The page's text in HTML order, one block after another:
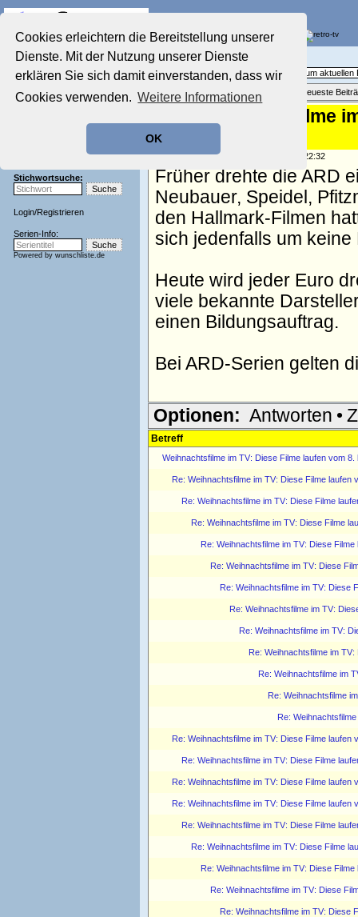
Cookies erleichtern die Bereitstellung unserer
Dienste. Mit der Nutzung unserer Dienste
erklären Sie sich damit einverstanden, dass wir
Cookies verwenden. Weitere Informationen
OK
Startseite
Aktuelles Forum
Film-Forum
Zeichentrick-Forum
Stichwortsuche:
Login/Registrieren
Serien-Info:
Powered by wunschliste.de
Aktuelles Forum
Fragen, Antworten und Meinungen zum
Themenübersicht
• Neueste
Re: Weihnachtsfilme
2024
geschrieben von: , 08.11.24 22:32
Früher drehte die ARD
Neubauer, Speidel,
den Hallmark-Filmen
sich jedenfalls um
Heute wird jeder Euro
viele bekannte
einen Bildungsauftrag.
Bei ARD-Serien gelten
Optionen: Antworten •
Betreff
Weihnachtsfilme im TV: Diese Filme laufen vom
Re: Weihnachtsfilme im TV: Diese Filme laufen
Re: Weihnachtsfilme im TV: Diese Filme
Re: Weihnachtsfilme im TV: Diese Filme
Re: Weihnachtsfilme im TV: Diese
Re: Weihnachtsfilme im TV: Diese
Re: Weihnachtsfilme im TV: Diese
Re: Weihnachtsfilme im TV:
Re: Weihnachtsfilme im TV:
Re: Weihnachtsfilme im
Re: Weihnachtsfilme im
Re: Weihnachtsfilme
Re:
Re: Weihnachtsfilme im TV: Diese Filme laufen
Re: Weihnachtsfilme im TV: Diese Filme
Re: Weihnachtsfilme im TV: Diese Filme laufen
Re: Weihnachtsfilme im TV: Diese Filme laufen
Re: Weihnachtsfilme im TV: Diese Filme
Re: Weihnachtsfilme im TV: Diese Filme
Re: Weihnachtsfilme im TV: Diese
Re: Weihnachtsfilme im TV: Diese
Re: Weihnachtsfilme im TV: Diese